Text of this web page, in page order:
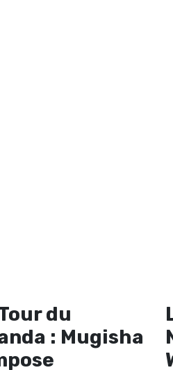
du
: Mugisha